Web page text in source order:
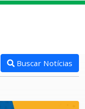
Buscar Notícias